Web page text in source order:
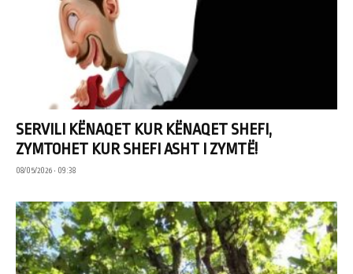
SERVILI KËNAQET KUR KËNAQET SHEFI,
ZYMTOHET KUR SHEFI ASHT I ZYMTË!
08/05/2026 • 09:38